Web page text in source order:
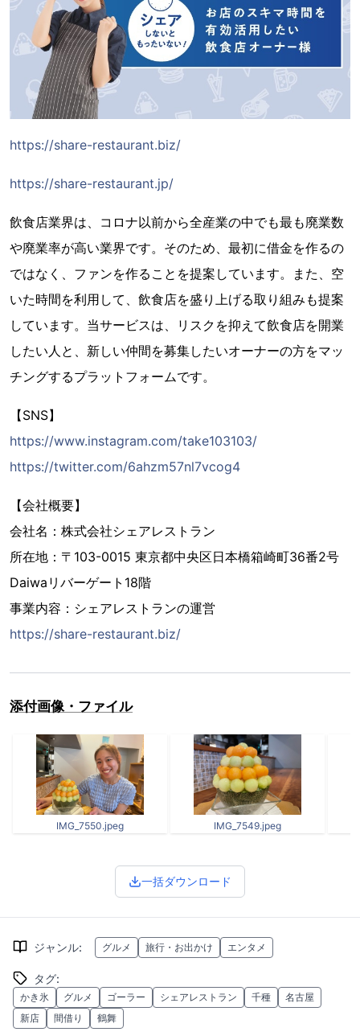
https://share-restaurant.biz/
https://share-restaurant.jp/
飲食店業界は、コロナ以前から全産業の中でも最も廃業数
や廃業率が高い業界です。そのため、最初に借金を作るの
ではなく、ファンを作ることを提案しています。また、空
いた時間を利用して、飲食店を盛り上げる取り組みも提案
しています。当サービスは、リスクを抑えて飲食店を開業
したい人と、新しい仲間を募集したいオーナーの方をマッ
チングするプラットフォームです。
【SNS】
https://www.instagram.com/take103103/
https://twitter.com/6ahzm57nl7vcog4
【会社概要】
会社名：株式会社シェアレストラン
所在地：〒103-0015 東京都中央区日本橋箱崎町36番2号
Daiwaリバーゲート18階
事業内容：シェアレストランの運営
https://share-restaurant.biz/
添付画像・ファイル
IMG_7550.jpeg IMG_7549.jpeg
一括ダウンロード
ジャンル: グルメ 旅行・お出かけ エンタメ
タグ:
かき氷 グルメ ゴーラー シェアレストラン 千種
名古屋
新店
間借り 鶴舞